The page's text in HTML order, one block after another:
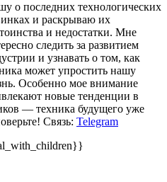
о последних технологических
и раскрываю их
и недостатки. Мне
следить за развитием
и узнавать о том, как
может упростить нашу
Особенно мое внимание
новые тенденции в
— техника будущего уже
Связь: Telegram